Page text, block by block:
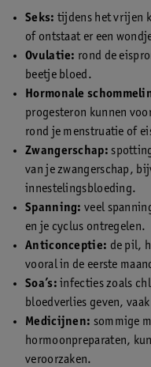
Seks: tijdens het vrijen
of ontstaat er een
Ovulatie: rond de
beetje bloed.
Hormonale
progesteron kunnen
rond je menstruatie of
Zwangerschap:
van je zwangerschap,
innestelingsbloeding.
Spanning: veel
en je cyclus ontregelen.
Anticonceptie: de pil,
vooral in de eerste
Soa’s: infecties zoals
bloedverlies geven,
Medicijnen: sommige
hormoonpreparaten,
veroorzaken.